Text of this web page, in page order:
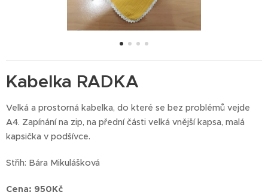
Kabelka RADKA
Velká a prostorná kabelka, do které se bez problémů vejde
A4. Zapínání na zip, na přední části velká vnější kapsa, malá
kapsička v podšívce.
Střih: Bára Mikulášková
Cena: 950Kč